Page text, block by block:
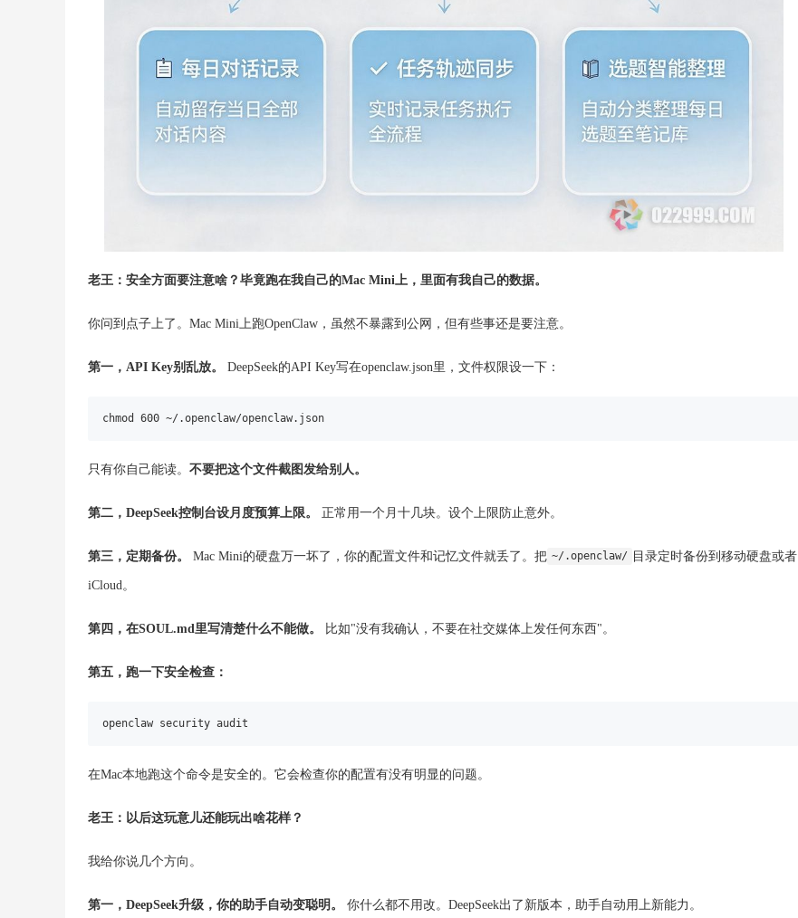
老王：安全方面要注意啥？毕竟跑在我自己的Mac Mini上，里面有我自己的数据。
你问到点子上了。Mac Mini上跑OpenClaw，虽然不暴露到公网，但有些事还是要注意。
第一，API Key别乱放。 DeepSeek的API Key写在openclaw.json里，文件权限设一下：
chmod 600 ~/.openclaw/openclaw.json
只有你自己能读。 不要把这个文件截图发给别人。
第二，DeepSeek控制台设月度预算上限。 正常用一个月十几块。设个上限防止意外。
第三，定期备份。 Mac Mini的硬盘万一坏了，你的配置文件和记忆文件就丢了。把 ~/.openclaw/ 目录定时备份到移动硬盘或者
iCloud。
第四，在SOUL.md里写清楚什么不能做。 比如"没有我确认，不要在社交媒体上发任何东西"。
第五，跑一下安全检查：
openclaw security audit
在Mac本地跑这个命令是安全的。它会检查你的配置有没有明显的问题。
老王：以后这玩意儿还能玩出啥花样？
我给你说几个方向。
第一，DeepSeek升级，你的助手自动变聪明。 你什么都不用改。DeepSeek出了新版本，助手自动用上新能力。